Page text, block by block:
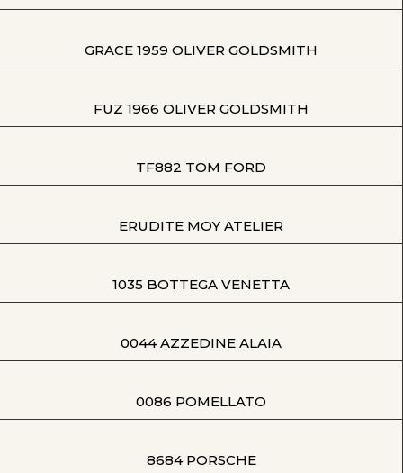
GRACE 1959 OLIVER GOLDSMITH
FUZ 1966 OLIVER GOLDSMITH
TF882 TOM FORD
ERUDITE MOY ATELIER
1035 BOTTEGA VENETTA
0044 AZZEDINE ALAIA
0086 POMELLATO
8684 PORSCHE